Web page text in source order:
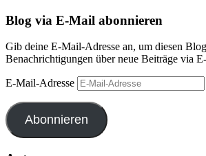
Blog via E-Mail abonnieren
Gib deine E-Mail-Adresse an, um diesen
Benachrichtigungen über neue Beiträge via
E-Mail-Adresse
Abonnieren